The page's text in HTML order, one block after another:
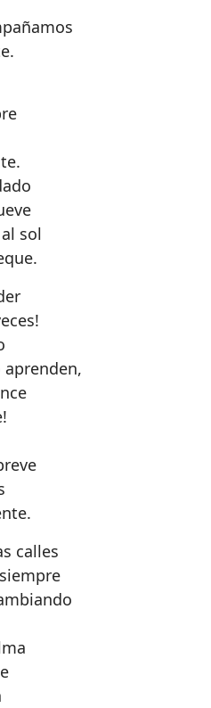
sol
calles